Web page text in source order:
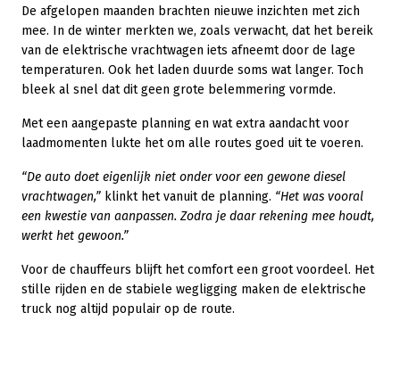
De afgelopen maanden brachten nieuwe inzichten met zich
mee. In de winter merkten we, zoals verwacht, dat het bereik
van de elektrische vrachtwagen iets afneemt door de lage
temperaturen. Ook het laden duurde soms wat langer. Toch
bleek al snel dat dit geen grote belemmering vormde.
Met een aangepaste planning en wat extra aandacht voor
laadmomenten lukte het om alle routes goed uit te voeren.
“De auto doet eigenlijk niet onder voor een gewone diesel
vrachtwagen,” klinkt het vanuit de planning. “Het was vooral
een kwestie van aanpassen. Zodra je daar rekening mee houdt,
werkt het gewoon.”
Voor de chauffeurs blijft het comfort een groot voordeel. Het
stille rijden en de stabiele wegligging maken de elektrische
truck nog altijd populair op de route.